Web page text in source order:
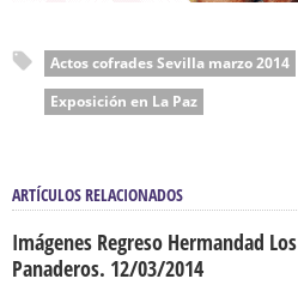
Actos cofrades Sevilla marzo 2014
Exposición en La Paz
ARTÍCULOS RELACIONADOS
Imágenes Regreso Hermandad Los
Panaderos. 12/03/2014